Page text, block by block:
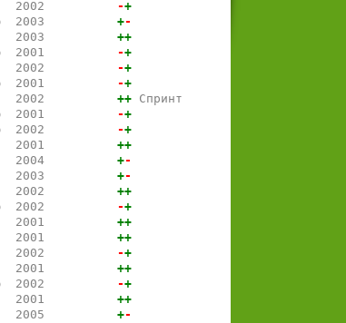
б/р   2002 -+
IIIю  2003 +-
б/р   2003 ++
IIIю  2001 -+
б/р   2002 -+
IIIю  2001 -+
р   2002 ++ Спринт
IIIю  2001 -+
IIIю  2002 -+
Iю    2001 ++
б/р   2004 +-
IIю   2003 +-
б/р   2002 ++
IIIю  2002 -+
б/р   2001 ++
IIю   2001 ++
IIю   2002 -+
б/р   2001 ++
IIIю  2002 -+
б/р   2001 ++
б/р   2005 +-